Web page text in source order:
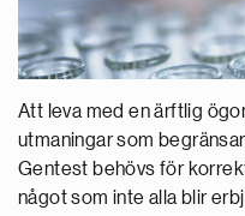
Att leva med en ärftlig
utmaningar som
Gentest behövs för
något som inte alla blir